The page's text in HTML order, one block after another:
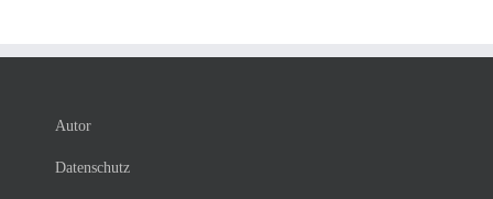
Autor
Datenschutz